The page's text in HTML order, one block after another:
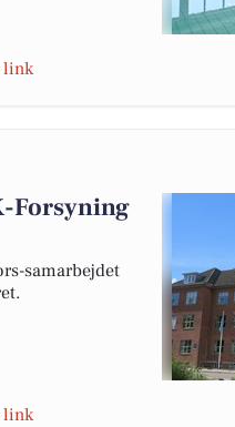
link
Forsyning
samarbejdet
link